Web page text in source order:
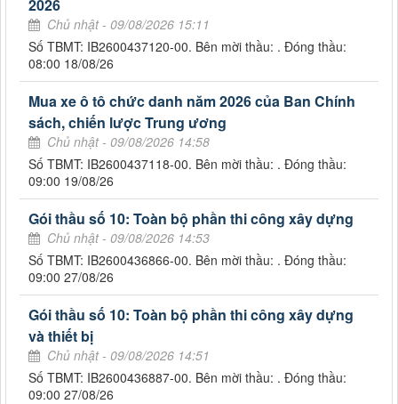
2026
Chủ nhật - 09/08/2026 15:11
Số TBMT: IB2600437120-00. Bên mời thầu: . Đóng thầu:
08:00 18/08/26
Mua xe ô tô chức danh năm 2026 của Ban Chính
sách, chiến lược Trung ương
Chủ nhật - 09/08/2026 14:58
Số TBMT: IB2600437118-00. Bên mời thầu: . Đóng thầu:
09:00 19/08/26
Gói thầu số 10: Toàn bộ phần thi công xây dựng
Chủ nhật - 09/08/2026 14:53
Số TBMT: IB2600436866-00. Bên mời thầu: . Đóng thầu:
09:00 27/08/26
Gói thầu số 10: Toàn bộ phần thi công xây dựng
và thiết bị
Chủ nhật - 09/08/2026 14:51
Số TBMT: IB2600436887-00. Bên mời thầu: . Đóng thầu:
09:00 27/08/26